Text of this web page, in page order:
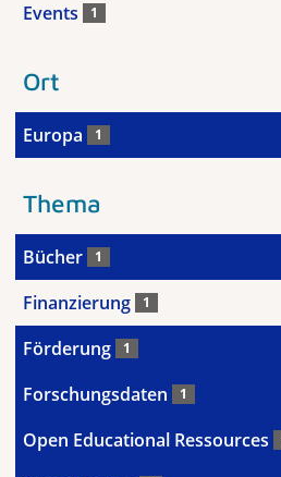
Events 1
Ort
Europa 1
Thema
Bücher 1
Finanzierung 1
Förderung 1
Forschungsdaten 1
Open Educational Ressources